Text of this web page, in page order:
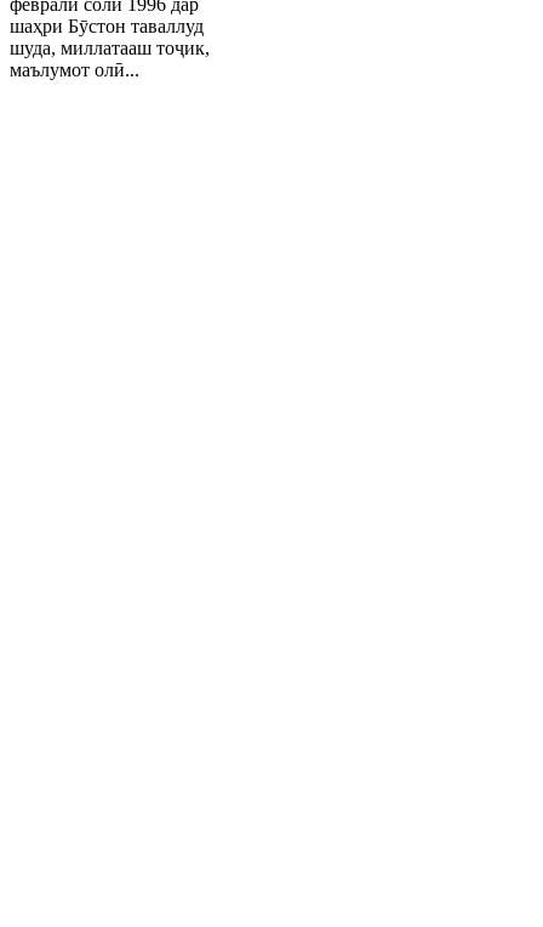
феврали соли 1996 дар
шаҳри Бӯстон таваллуд
шуда, миллатааш тоҷик,
маълумот олӣ...